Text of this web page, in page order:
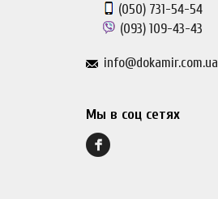
(050) 731-54-54
(093) 109-43-43
info@dokamir.com.ua
Мы в соц сетях